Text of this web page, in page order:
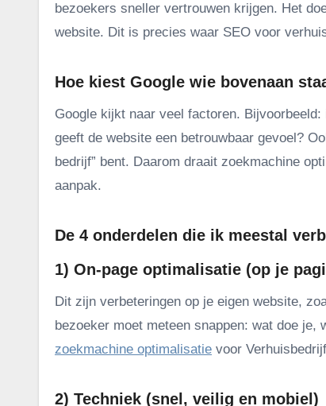
bezoekers sneller vertrouwen krijgen. Het
website. Dit is precies waar SEO voor
Hoe kiest Google wie bovenaan
Google kijkt naar veel factoren.
geeft de website een betrouwbaar gevoel?
bedrijf” bent. Daarom draait zoekmachine
aanpak.
De 4 onderdelen die ik meestal
1) On-page optimalisatie (op je
Dit zijn verbeteringen op je eigen website,
bezoeker moet meteen snappen: wat doe
zoekmachine optimalisatie voor
2) Techniek (snel, veilig en mobiel)